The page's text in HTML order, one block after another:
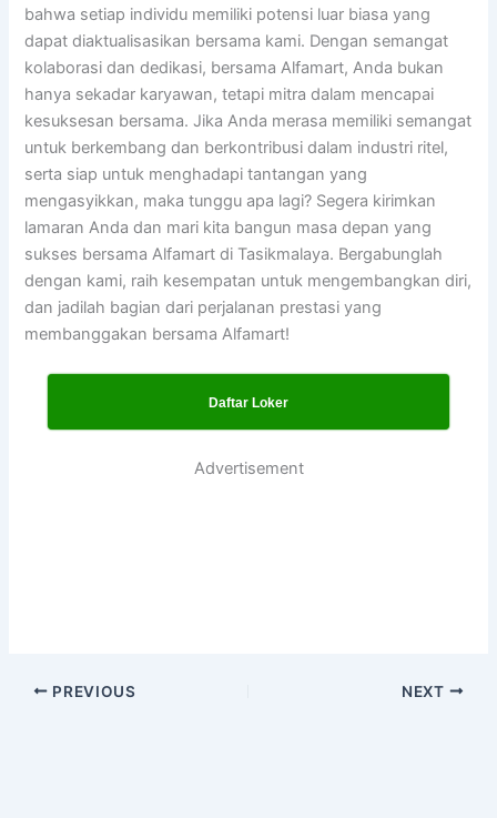
bahwa setiap individu memiliki potensi luar biasa yang
dapat diaktualisasikan bersama kami. Dengan semangat
kolaborasi dan dedikasi, bersama Alfamart, Anda bukan
hanya sekadar karyawan, tetapi mitra dalam mencapai
kesuksesan bersama. Jika Anda merasa memiliki semangat
untuk berkembang dan berkontribusi dalam industri ritel,
serta siap untuk menghadapi tantangan yang
mengasyikkan, maka tunggu apa lagi? Segera kirimkan
lamaran Anda dan mari kita bangun masa depan yang
sukses bersama Alfamart di Tasikmalaya. Bergabunglah
dengan kami, raih kesempatan untuk mengembangkan diri,
dan jadilah bagian dari perjalanan prestasi yang
membanggakan bersama Alfamart!
Daftar Loker
Advertisement
PREVIOUS NEXT